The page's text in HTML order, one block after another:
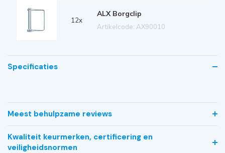
12x
ALX Borgclip
Artikelcode: AX90010
Specificaties
Meest behulpzame reviews
Kwaliteit keurmerken, certificering en
veiligheidsnormen